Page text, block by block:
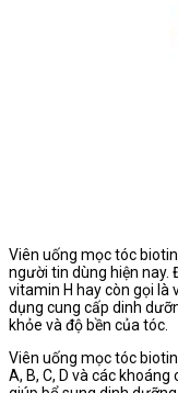
Viên uống mọc tóc
người tin dùng hiện
vitamin H hay còn gọi là
dụng cung cấp dinh
khỏe và độ bền của tóc.
Viên uống mọc tóc
A, B, C, D và các